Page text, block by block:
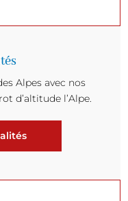
Alpes avec nos
d’altitude l’Alpe.